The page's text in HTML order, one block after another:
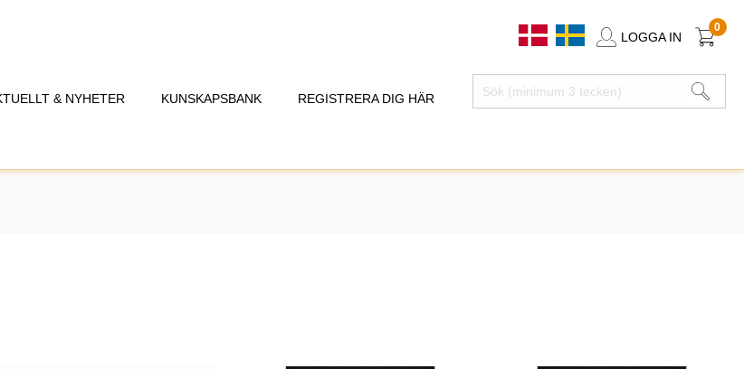
LOGGA IN
0
& NYHETER KUNSKAPSBANK REGISTRERA DIG HÄR